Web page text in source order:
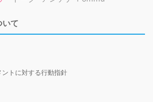
いて
トに対する行動指針